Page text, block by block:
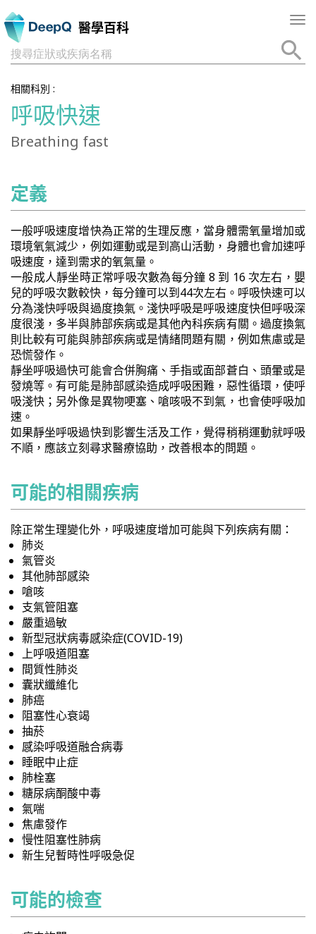
醫學百科
搜尋症狀或疾病名稱
相關科別 :
呼吸快速
Breathing fast
定義
一般呼吸速度增快為正常的生理反應，當身體需氧量增加或
環境氧氣減少，例如運動或是到高山活動，身體也會加速呼
吸速度，達到需求的氧氣量。
一般成人靜坐時正常呼吸次數為每分鐘 8 到 16 次左右，嬰
兒的呼吸次數較快，每分鐘可以到44次左右。呼吸快速可以
分為淺快呼吸與過度換氣。淺快呼吸是呼吸速度快但呼吸深
度很淺，多半與肺部疾病或是其他內科疾病有關。過度換氣
則比較有可能與肺部疾病或是情緒問題有關，例如焦慮或是
恐慌發作。
靜坐呼吸過快可能會合併胸痛、手指或面部蒼白、頭暈或是
發燒等。有可能是肺部感染造成呼吸困難，惡性循環，使呼
吸淺快；另外像是異物哽塞、嗆咳吸不到氣，也會使呼吸加
速。
如果靜坐呼吸過快到影響生活及工作，覺得稍稍運動就呼吸
不順，應該立刻尋求醫療協助，改善根本的問題。
可能的相關疾病
除正常生理變化外，呼吸速度增加可能與下列疾病有關：
肺炎
氣管炎
其他肺部感染
嗆咳
支氣管阻塞
嚴重過敏
新型冠狀病毒感染症(COVID-19)
上呼吸道阻塞
間質性肺炎
囊狀纖維化
肺癌
阻塞性心衰竭
抽菸
感染呼吸道融合病毒
睡眠中止症
肺栓塞
糖尿病酮酸中毒
氣喘
焦慮發作
慢性阻塞性肺病
新生兒暫時性呼吸急促
可能的檢查